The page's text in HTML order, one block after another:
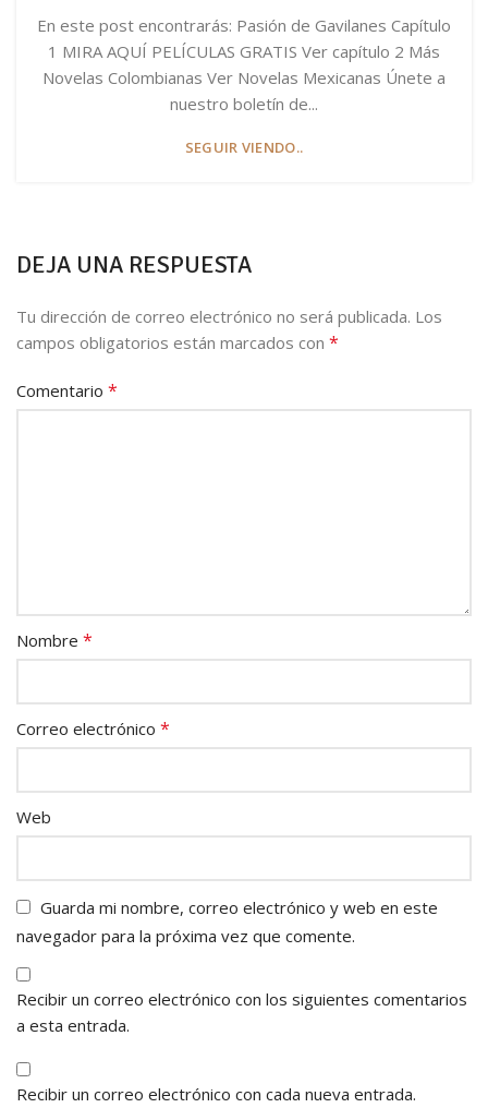
En este post encontrarás: Pasión de Gavilanes Capítulo
1 MIRA AQUÍ PELÍCULAS GRATIS Ver capítulo 2 Más
Novelas Colombianas Ver Novelas Mexicanas Únete a
nuestro boletín de...
SEGUIR VIENDO..
DEJA UNA RESPUESTA
Tu dirección de correo electrónico no será publicada. Los
campos obligatorios están marcados con *
Comentario *
Nombre *
Correo electrónico *
Web
Guarda mi nombre, correo electrónico y web en este
navegador para la próxima vez que comente.
Recibir un correo electrónico con los siguientes comentarios
a esta entrada.
Recibir un correo electrónico con cada nueva entrada.